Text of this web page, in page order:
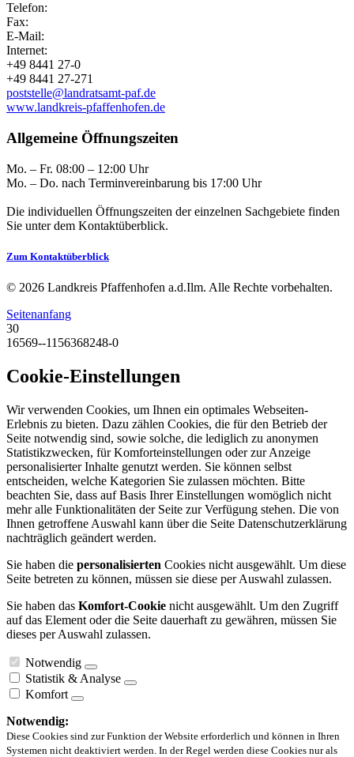
Telefon:
Fax:
E-Mail:
Internet:
+49 8441 27-0
+49 8441 27-271
poststelle@landratsamt-paf.de
www.landkreis-pfaffenhofen.de
Allgemeine Öffnungszeiten
Mo. – Fr. 08:00 – 12:00 Uhr
Mo. – Do. nach Terminvereinbarung bis 17:00 Uhr
Die individuellen Öffnungszeiten der einzelnen Sachgebiete finden
Sie unter dem Kontaktüberblick.
Zum Kontaktüberblick
© 2026 Landkreis Pfaffenhofen a.d.Ilm. Alle Rechte vorbehalten.
Seitenanfang
30
16569--1156368248-0
Cookie-Einstellungen
Wir verwenden Cookies, um Ihnen ein optimales Webseiten-
Erlebnis zu bieten. Dazu zählen Cookies, die für den Betrieb der
Seite notwendig sind, sowie solche, die lediglich zu anonymen
Statistikzwecken, für Komforteinstellungen oder zur Anzeige
personalisierter Inhalte genutzt werden. Sie können selbst
entscheiden, welche Kategorien Sie zulassen möchten. Bitte
beachten Sie, dass auf Basis Ihrer Einstellungen womöglich nicht
mehr alle Funktionalitäten der Seite zur Verfügung stehen. Die von
Ihnen getroffene Auswahl kann über die Seite Datenschutzerklärung
nachträglich geändert werden.
Sie haben die personalisierten Cookies nicht ausgewählt. Um diese
Seite betreten zu können, müssen sie diese per Auswahl zulassen.
Sie haben das Komfort-Cookie nicht ausgewählt. Um den Zugriff
auf das Element oder die Seite dauerhaft zu gewähren, müssen Sie
dieses per Auswahl zulassen.
Notwendig
Statistik & Analyse
Komfort
Notwendig:
Diese Cookies sind zur Funktion der Website erforderlich und können in Ihren
Systemen nicht deaktiviert werden. In der Regel werden diese Cookies nur als